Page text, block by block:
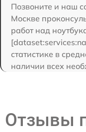
Позвоните и наш
Москве
работ над
статистике в
наличии всех
Отзывы